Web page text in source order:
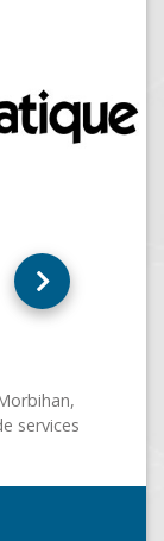
l'informatique
du